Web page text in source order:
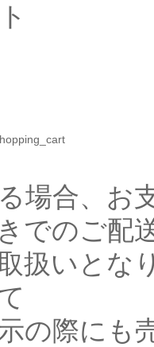
場合、お
でのご配
扱いとな
の際にも